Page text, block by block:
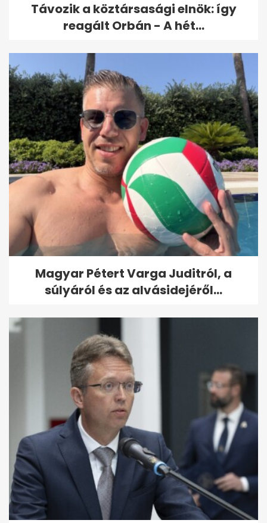
Távozik a köztársasági elnök: így
reagált Orbán - A hét...
Magyar Pétert Varga Juditról, a
súlyáról és az alvásidejéről...